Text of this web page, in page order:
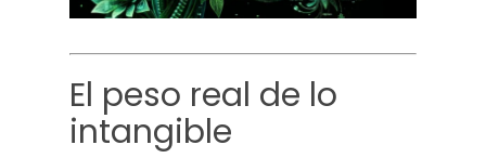
El peso real de lo
intangible